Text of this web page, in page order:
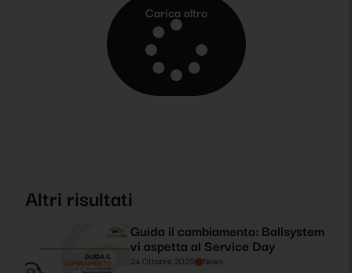
reciproco e per il cliente finale.
Carica altro
Altri risultati
Guida il cambiamento: Ballsystem
vi aspetta al Service Day
24 Ottobre 2025 News